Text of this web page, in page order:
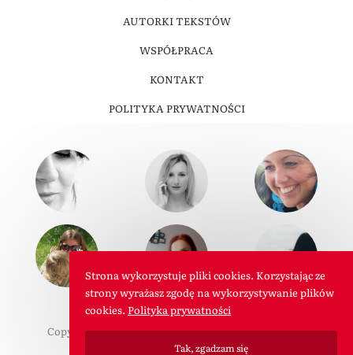
AUTORKI TEKSTÓW
WSPÓŁPRACA
KONTAKT
POLITYKA PRYWATNOŚCI
Copyright © 2011-2026 W Roli Mamy. Wszelkie prawa
zastrzeżone.
Strona wykorzystuje pliki cookies. Korzystając ze
strony wyrażasz zgodę na wykorzystywanie plików
cookies. Polityka prywatności
Tak, zgadzam się